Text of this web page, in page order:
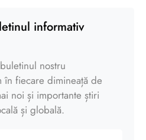
informativ
nostru
în fiecare dimineață de
noi și importante știri
și globală.